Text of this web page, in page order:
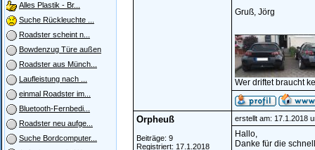
Alles Plastik - Br...
Suche Rückleuchte ...
Roadster scheint n...
Bowdenzug Türe außen
Roadster aus Münch...
Laufleistung nach ...
einmal Roadster im...
Bluetooth-Fernbedi...
Roadster neu aufge...
Suche Bordcomputer...
Gruß, Jörg
Wer driftet braucht
Orpheuß
Beiträge: 9
Registriert: 17.1.2018
erstellt am: 17.1.2018
Hallo,
Danke für die